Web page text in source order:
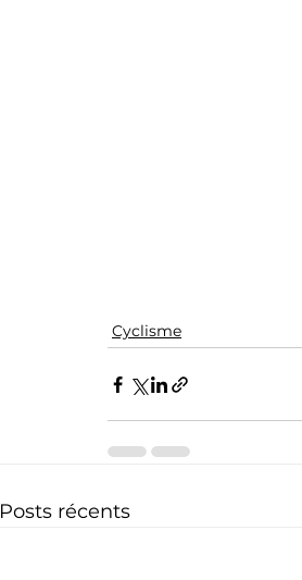
Cyclisme
Posts récents